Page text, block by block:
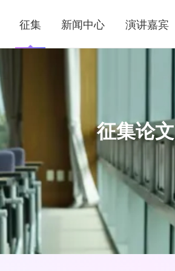
征集 新闻中心 演讲嘉宾
征集论文